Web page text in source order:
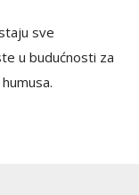
sve
u budućnosti za